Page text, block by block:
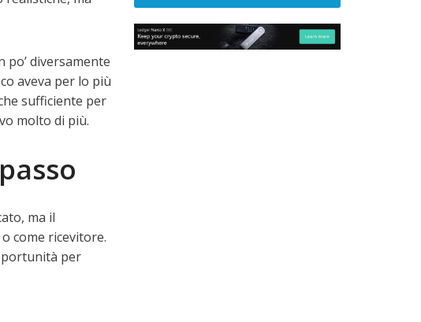
diversamente
aveva per lo più
sufficiente per
molto di più.
ma il
come ricevitore.
per